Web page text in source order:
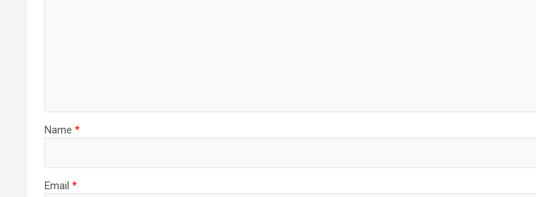
Name *
Email *